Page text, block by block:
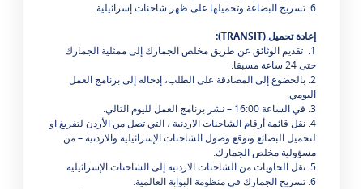
6. تسريح البضاعة وتحميلها على ظهر شاحنات إسرائيلية.
إعادة تحميل (
TRANSIT
):
1. تقديم الوثائق عن طريق مخلص الجمارك إلى ممثلية الجمارك
حتى 24 ساعة مسبقا.
2. بالخضوع إلى المصادقة على الطلب، إدخاله إلى برنامج العمل
اليومي.
3. في الساعة 16:00 – نشر برنامج العمل لليوم التالي.
4. نقل قائمة أرقام الشاحنات الاردنية ، التي تصل من الأردن لتفريغ او
لتحميل البضائع وتوقع وصول الشاحنات الإسرائيلية والاردنية – من
مسؤولية مخلص الجمارك.
5. نقل الحاويات من الشاحنات الاردنية إلى الشاحنات الإسرائيلية.
6. تسريح الجمارك في منظومة البوابة العالمية.